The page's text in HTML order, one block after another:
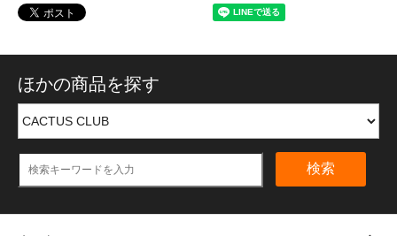
ほかの商品を探す
検索